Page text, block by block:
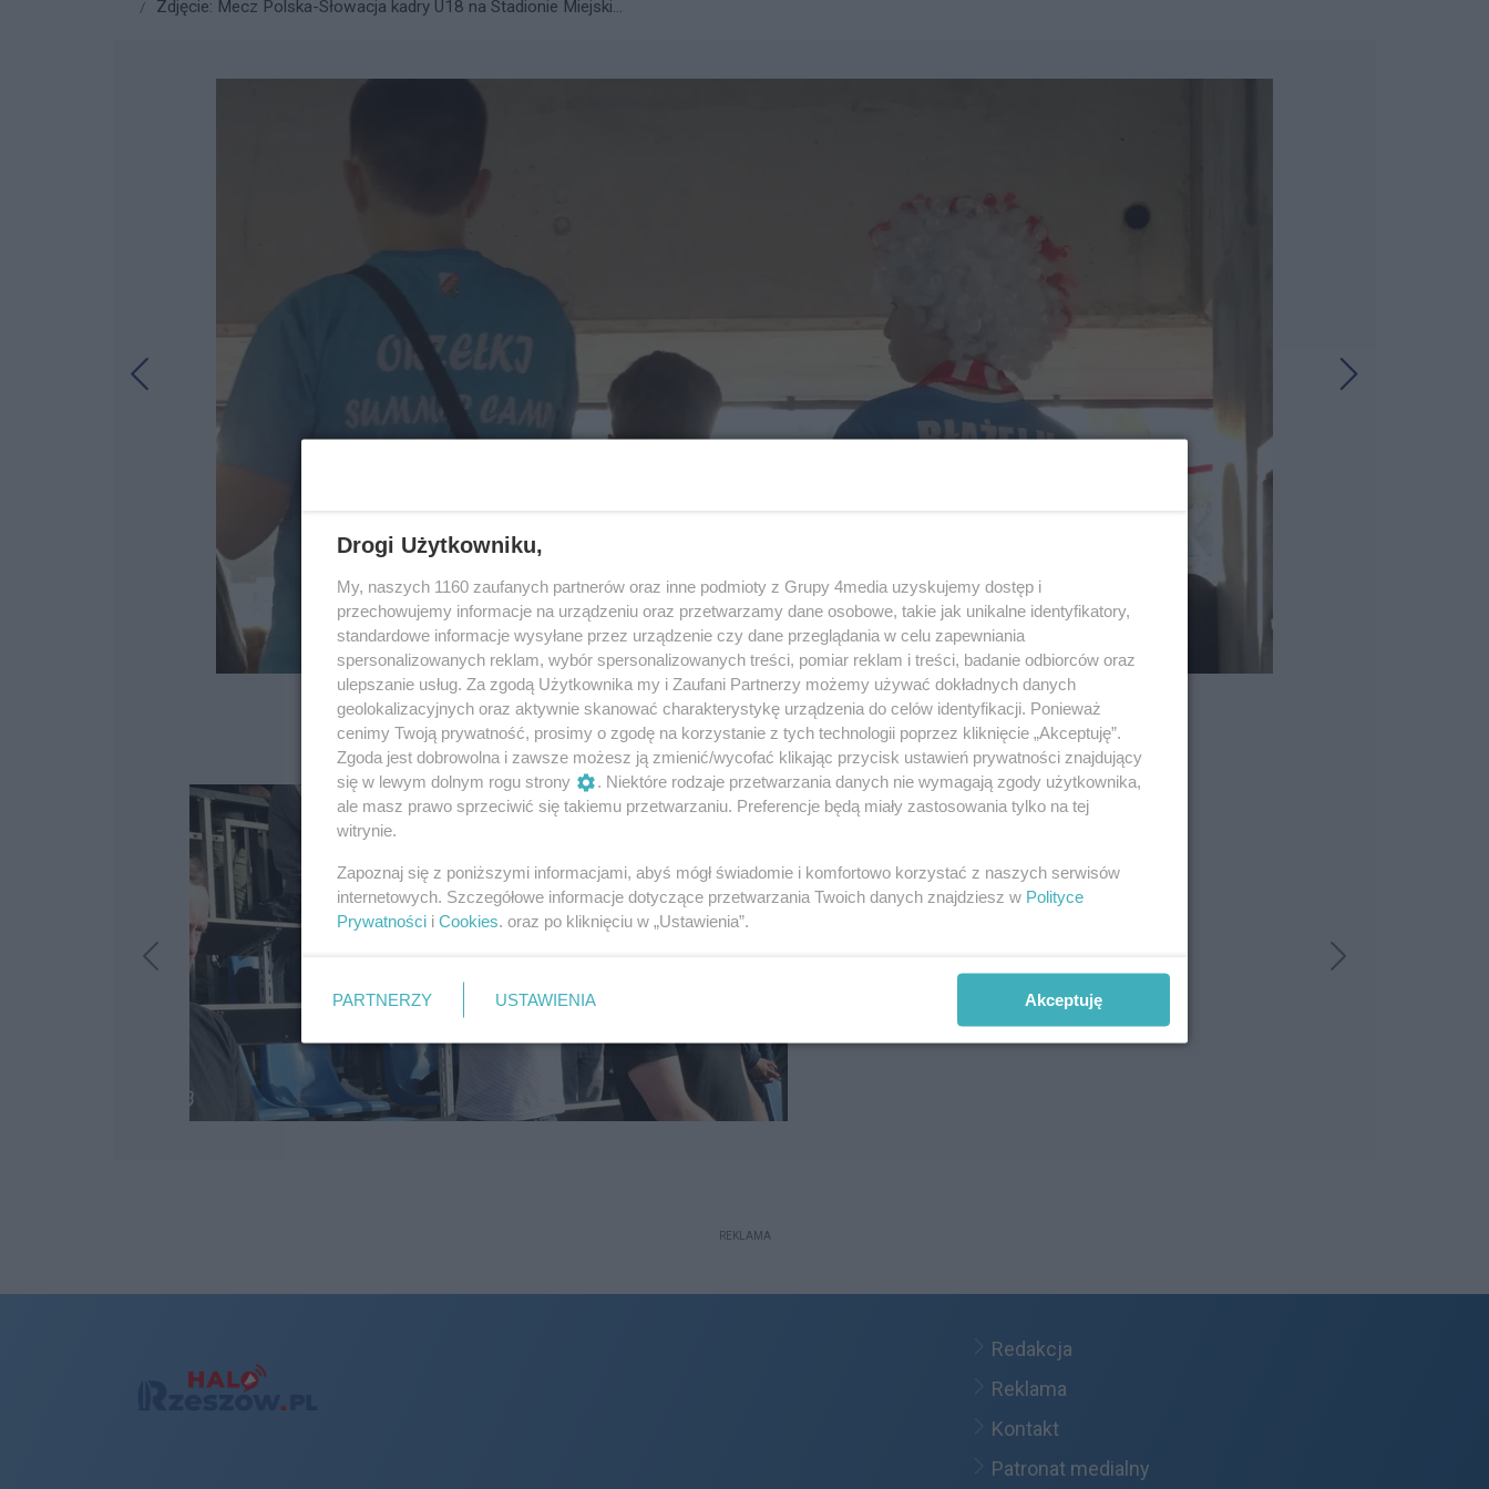
Zdjęcie: Mecz Polska-Słowacja kadry U18 na Stadionie Miejski...
188 / 200
REKLAMA
Redakcja
Reklama
Kontakt
Patronat medialny
Drogi Użytkowniku,
My, naszych 1160 zaufanych partnerów oraz inne podmioty z Grupy 4media uzyskujemy dostęp i
przechowujemy informacje na urządzeniu oraz przetwarzamy dane osobowe, takie jak unikalne identyfikatory,
standardowe informacje wysyłane przez urządzenie czy dane przeglądania w celu zapewniania
spersonalizowanych reklam, wybór spersonalizowanych treści, pomiar reklam i treści, badanie odbiorców oraz
ulepszanie usług. Za zgodą Użytkownika my i Zaufani Partnerzy możemy używać dokładnych danych
geolokalizacyjnych oraz aktywnie skanować charakterystykę urządzenia do celów identyfikacji. Ponieważ
cenimy Twoją prywatność, prosimy o zgodę na korzystanie z tych technologii poprzez kliknięcie „Akceptuję”.
Zgoda jest dobrowolna i zawsze możesz ją zmienić/wycofać klikając przycisk ustawień prywatności znajdujący
się w lewym dolnym rogu strony
. Niektóre rodzaje przetwarzania danych nie wymagają zgody użytkownika,
ale masz prawo sprzeciwić się takiemu przetwarzaniu. Preferencje będą miały zastosowania tylko na tej
witrynie.
Zapoznaj się z poniższymi informacjami, abyś mógł świadomie i komfortowo korzystać z naszych serwisów
internetowych. Szczegółowe informacje dotyczące przetwarzania Twoich danych znajdziesz w Polityce
Prywatności i Cookies. oraz po kliknięciu w „Ustawienia”.
PARTNERZY USTAWIENIA Akceptuję